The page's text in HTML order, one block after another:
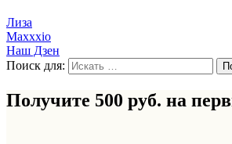
Лиза
Maxxxio
Наш Дзен
Поиск для:
Получите 500 руб. на